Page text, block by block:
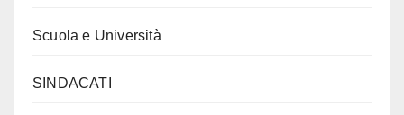
Scuola e Università
SINDACATI